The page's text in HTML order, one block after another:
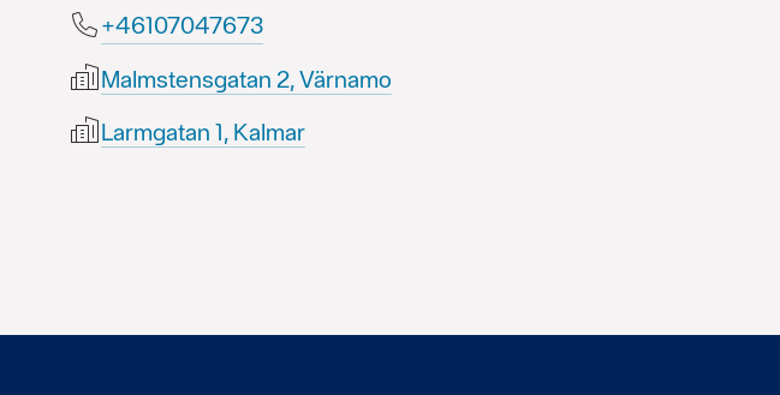
37674070164+
Malmstensgatan 2, Värnamo
Larmgatan 1, Kalmar